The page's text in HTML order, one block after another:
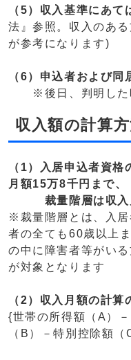
（5）収入基準にあて
法』参照。収入のあ
が参考になります)
（6）申込者および
※後日、判明した
収入額の計算
（1）入居申込者資
月額15万8千円まで、
裁量階層は収入月
※裁量階層とは、入
者の全ても60歳以上
の中に障害者等がい
が対象となります
（2）収入月額の計
{世帯の所得額（A）
（B）－特別控除額